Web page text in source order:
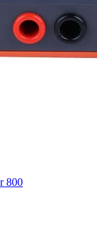
800